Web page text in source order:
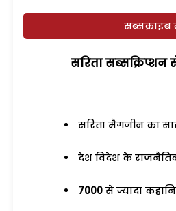
सब्सक्राइब
सरिता
सरिता मैगजीन का
देश विदेश के
7000 से ज्यादा